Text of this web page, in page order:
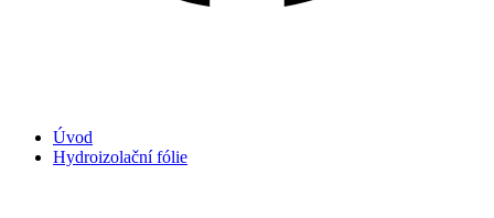
Úvod
Hydroizolační fólie